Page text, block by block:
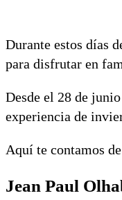
Durante estos días
para disfrutar en
Desde el 28 de
experiencia de
Aquí te contamos
Jean Paul